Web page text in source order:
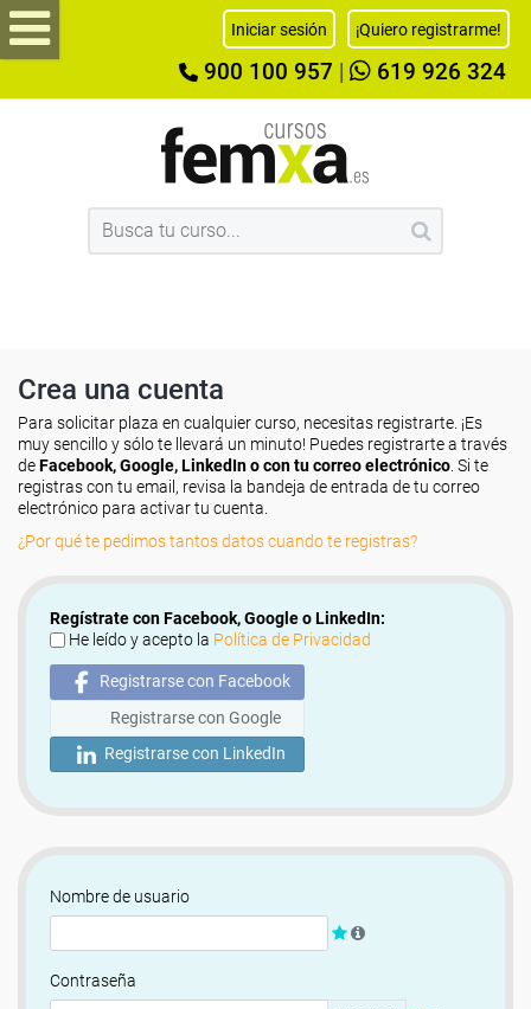
Iniciar sesión ¡Quiero registrarme!
900 100 957 619 926 324
Crea una cuenta
Para solicitar plaza en cualquier curso, necesitas registrarte. ¡Es
muy sencillo y sólo te llevará un minuto! Puedes registrarte a través
deFacebook, Google, LinkedIn o con tu correo electrónico . Si te
registras con tu email, revisa la bandeja de entrada de tu correo
electrónico para activar tu cuenta.
¿Por qué te pedimos tantos datos cuando te registras?
Regístrate con Facebook, Google o LinkedIn:
He leído y acepto la Política de Privacidad
Registrarse con Facebook
Registrarse con Google
Registrarse con LinkedIn
Nombre de usuario
Contraseña